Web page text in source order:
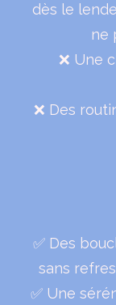
dès le
ne
❌ Une
❌ Des
✅ Des
sans
✅ Une